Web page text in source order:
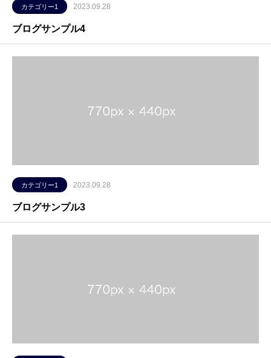
カテゴリー1 2023.09.28
ブログサンプル4
カテゴリー1 2023.09.28
ブログサンプル3